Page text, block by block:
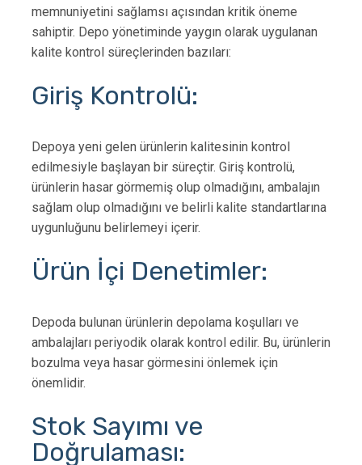
memnuniyetini sağlamsı açısından kritik öneme
sahiptir. Depo yönetiminde yaygın olarak uygulanan
kalite kontrol süreçlerinden bazıları:
Giriş Kontrolü:
Depoya yeni gelen ürünlerin kalitesinin kontrol
edilmesiyle başlayan bir süreçtir. Giriş kontrolü,
ürünlerin hasar görmemiş olup olmadığını, ambalajın
sağlam olup olmadığını ve belirli kalite standartlarına
uygunluğunu belirlemeyi içerir.
Ürün İçi Denetimler:
Depoda bulunan ürünlerin depolama koşulları ve
ambalajları periyodik olarak kontrol edilir. Bu, ürünlerin
bozulma veya hasar görmesini önlemek için
önemlidir.
Stok Sayımı ve
Doğrulaması: